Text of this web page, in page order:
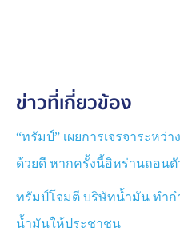
ข่าวที่เกี่ยวข้อง
“ทรัมป์” เผยการเจรจาระหว่
ด้วยดี หากครั้งนี้อิหร่านถอน
ทรัมป์โจมตี บริษัทน้ำมัน ทำก
น้ำมันให้ประชาชน